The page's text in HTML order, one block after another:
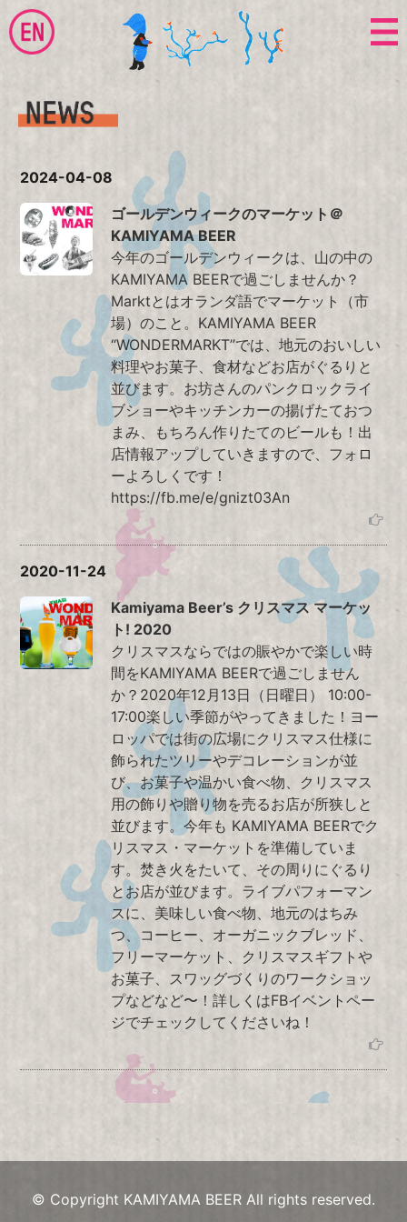
2024-04-08
ゴールデンウィークのマーケット＠
KAMIYAMA BEER
今年のゴールデンウィークは、山の中の
KAMIYAMA BEERで過ごしませんか？
Marktとはオランダ語でマーケット（市
場）のこと。KAMIYAMA BEER
“WONDERMARKT”では、地元のおいしい
料理やお菓子、食材などお店がぐるりと
並びます。お坊さんのパンクロックライ
ブショーやキッチンカーの揚げたておつ
まみ、もちろん作りたてのビールも！出
店情報アップしていきますので、フォロ
ーよろしくです！
https://fb.me/e/gnizt03An
2020-11-24
Kamiyama Beer’s クリスマス マーケッ
ト! 2020
クリスマスならではの賑やかで楽しい時
間をKAMIYAMA BEERで過ごしません
か？2020年12月13日（日曜日） 10:00-
17:00楽しい季節がやってきました！ヨー
ロッパでは街の広場にクリスマス仕様に
飾られたツリーやデコレーションが並
び、お菓子や温かい食べ物、クリスマス
用の飾りや贈り物を売るお店が所狭しと
並びます。今年も KAMIYAMA BEERでク
リスマス・マーケットを準備していま
す。焚き火をたいて、その周りにぐるり
とお店が並びます。ライブパフォーマン
スに、美味しい食べ物、地元のはちみ
つ、コーヒー、オーガニックブレッド、
フリーマーケット、クリスマスギフトや
お菓子、スワッグづくりのワークショッ
プなどなど〜！詳しくはFBイベントペー
ジでチェックしてくださいね！
© Copyright KAMIYAMA BEER All rights reserved.